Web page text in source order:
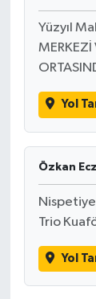
Yüzyıl
MERKEZİ
Yol
Özkan
Nispetiye
Trio
Yol